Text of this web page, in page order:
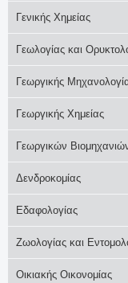
Γενικής Χημείας
Γεωλογίας και
Γεωργικής
Γεωργικής Χημείας
Γεωργικών
Δενδροκομίας
Εδαφολογίας
Ζωολογίας και
Οικιακής Οικονομίας